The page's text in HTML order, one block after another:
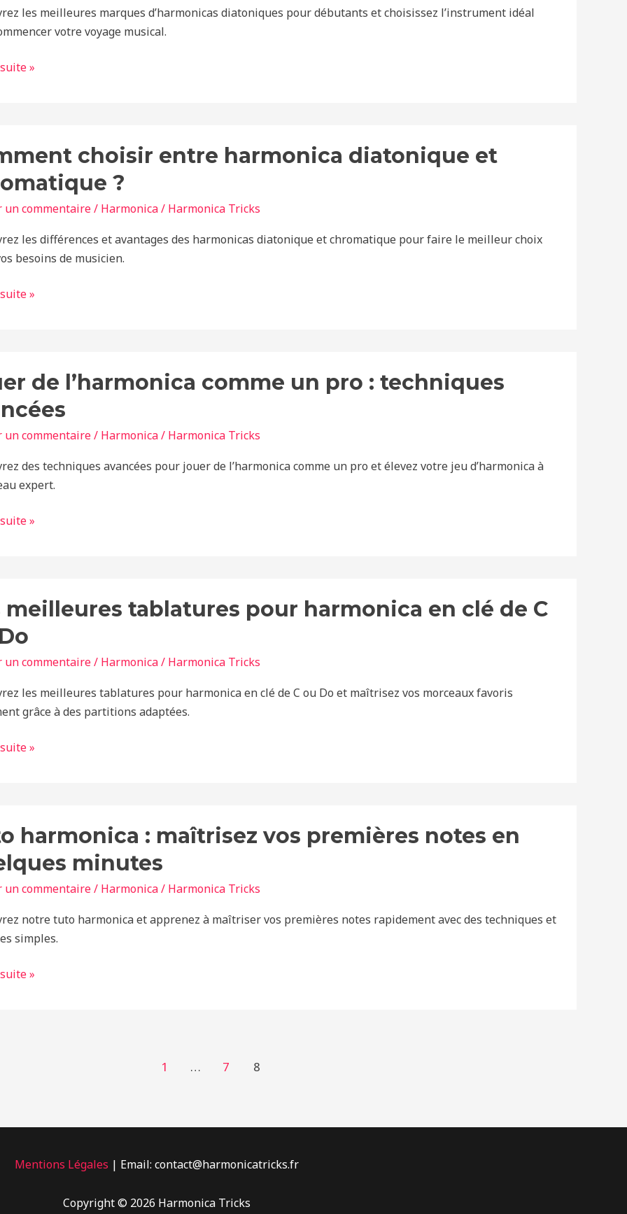
les meilleures marques d’harmonicas diatoniques pour débutants et choisissez l’instrument idéal
votre voyage musical.
»
choisir entre harmonica diatonique et
?
un commentaire/ Harmonica/ Harmonica Tricks
les différences et avantages des harmonicas diatonique et chromatique pour faire le meilleur choix
besoins de musicien.
»
de l’harmonica comme un pro : techniques
un commentaire/ Harmonica/ Harmonica Tricks
des techniques avancées pour jouer de l’harmonica comme un pro et élevez votre jeu d’harmonica à
expert.
»
meilleures tablatures pour harmonica en clé de C
un commentaire/ Harmonica/ Harmonica Tricks
les meilleures tablatures pour harmonica en clé de C ou Do et maîtrisez vos morceaux favoris
grâce à des partitions adaptées.
»
harmonica : maîtrisez vos premières notes en
minutes
un commentaire/ Harmonica/ Harmonica Tricks
notre tuto harmonica et apprenez à maîtriser vos premières notes rapidement avec des techniques et
simples.
»
1 … 7 8
Mentions Légales | Email: contact@harmonicatricks.fr
Copyright © 2026 Harmonica Tricks